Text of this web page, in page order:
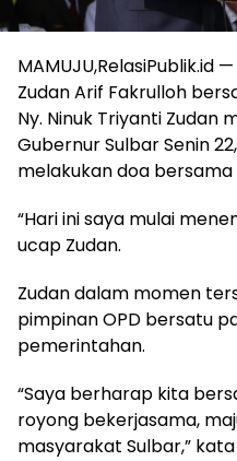
MAMUJU,RelasiPublik.id
Zudan Arif Fakrulloh
Ny. Ninuk Triyanti Zudan
Gubernur Sulbar Senin
melakukan doa bersama
“Hari ini saya mulai
ucap Zudan.
Zudan dalam momen
pimpinan OPD bersatu
pemerintahan.
“Saya berharap kita
royong bekerjasama,
masyarakat Sulbar,”